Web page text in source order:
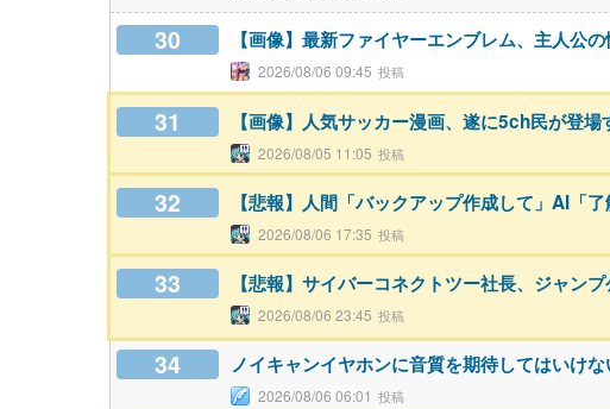
30 【画像】最新ファイヤーエンブレム、主人公
2026/08/06 09:45
31 【画像】人気サッカー漫画、遂に5ch民が登場
2026/08/05 11:05
32 【悲報】人間「バックアップ作成して」AI「
2026/08/06 17:35
33 【悲報】サイバーコネクトツー社長、ジャン
2026/08/06 23:45
34 ノイキャンイヤホンに音質を期待してはいけな
2026/08/06 06:01